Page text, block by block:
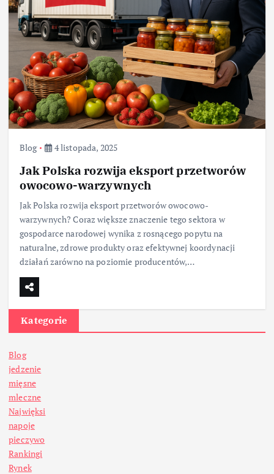
Blog 4 listopada, 2025
Jak Polska rozwija eksport przetworów
owocowo-warzywnych
Jak Polska rozwija eksport przetworów owocowo-
warzywnych? Coraz większe znaczenie tego sektora w
gospodarce narodowej wynika z rosnącego popytu na
naturalne, zdrowe produkty oraz efektywnej koordynacji
działań zarówno na poziomie producentów,…
Kategorie
Blog
jedzenie
mięsne
mleczne
Najwięksi
napoje
pieczywo
Rankingi
Rynek